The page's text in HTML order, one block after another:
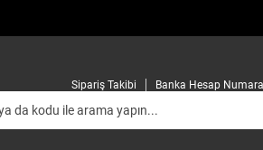
Sipariş Takibi Banka Hesap